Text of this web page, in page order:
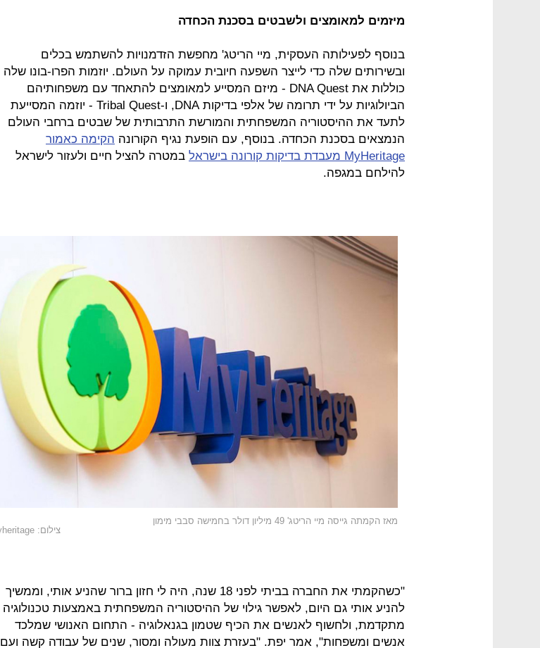
מיזמים למאומצים ולשבטים בסכנת הכחדה
בנוסף לפעילותה העסקית, מיי הריטג' מחפשת הזדמנויות להשתמש בכלים
ובשירותים שלה כדי לייצר השפעה חיובית עמוקה על העולם. יוזמות הפרו-בונו שלה
כוללות את DNA Quest - מיזם המסייע למאומצים להתאחד עם משפחותיהם
הביולוגיות על ידי תרומה של אלפי בדיקות DNA, ו-Tribal Quest - יוזמה המסייעת
לתעד את ההיסטוריה המשפחתית והמורשת התרבותית של שבטים ברחבי העולם
הנמצאים בסכנת הכחדה. בנוסף, עם הופעת נגיף הקורונה הקימה כאמור
MyHeritage מעבדת בדיקות קורונה בישראל
במטרה להציל חיים ולעזור לישראל
להילחם במגפה.
מאז הקמתה גייסה מיי הריטג' 49 מיליון דולר בחמישה סבבי מימון
צילום: myheritage
"כשהקמתי את החברה בביתי לפני 18 שנה, היה לי חזון ברור שהניע אותי, וממשיך
להניע אותי גם היום, לאפשר גילוי של ההיסטוריה המשפחתית באמצעות טכנולוגיה
מתקדמת, ולחשוף לאנשים את הכיף שטמון בגנאלוגיה - התחום האנושי שמלכד
אנשים ומשפחות", אמר יפת. "בעזרת צוות מעולה ומסור, שנים של עבודה קשה ועם